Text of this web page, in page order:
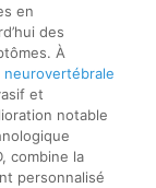
en
des
À
et
notable
combine la
personnalisé